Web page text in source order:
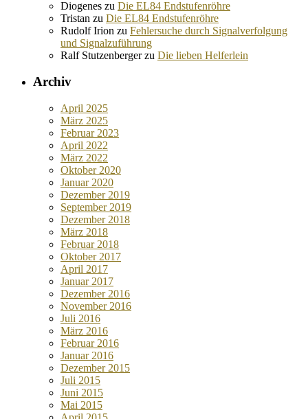
Diogenes zu Die EL84 Endstufenröhre
Tristan zu Die EL84 Endstufenröhre
Rudolf Irion zu Fehlersuche durch Signalverfolgung
und Signalzuführung
Ralf Stutzenbergerzu Die lieben Helferlein
Archiv
April 2025
März 2025
Februar 2023
April 2022
März 2022
Oktober 2020
Januar 2020
Dezember 2019
September 2019
Dezember 2018
März 2018
Februar 2018
Oktober 2017
April 2017
Januar 2017
Dezember 2016
November 2016
Juli 2016
März 2016
Februar 2016
Januar 2016
Dezember 2015
Juli 2015
Juni 2015
Mai 2015